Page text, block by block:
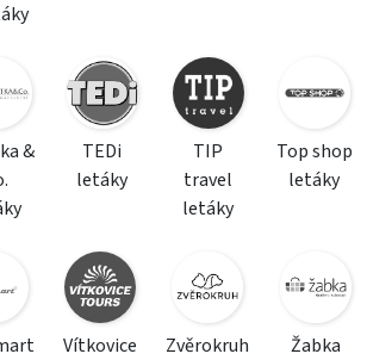
&
TEDi
letáky
TIP
travel
letáky
Top shop
letáky
Vítkovice
Zvěrokruh
Žabka